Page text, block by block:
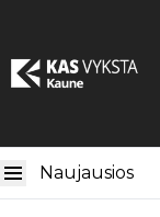
Naujausios